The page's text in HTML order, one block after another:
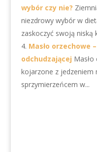
wybór czy nie?
niezdrowy wybór w
zaskoczyć swoją niską
Masło orzechowe
odchudzającej
kojarzone z jedzeniem
sprzymierzeńcem w...